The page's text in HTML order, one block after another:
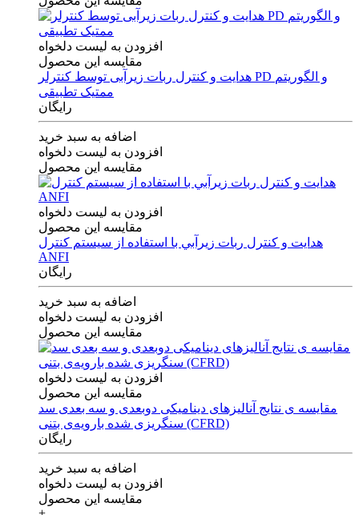
افزودن به لیست دلخواه
مقایسه این محصول
هدایت و کنترل ربات زیرآبی توسط کنترلر PD و الگوریتم
ممتیک تطبیقی
رایگان
اضافه به سبد خرید
افزودن به لیست دلخواه
مقایسه این محصول
افزودن به لیست دلخواه
مقایسه این محصول
هدايت و كنترل ربات زيرآبي با استفاده از سيستم كنترل
ANFI
رایگان
اضافه به سبد خرید
افزودن به لیست دلخواه
مقایسه این محصول
افزودن به لیست دلخواه
مقایسه این محصول
مقایسه ی‌ نتایج آنالیزهای‌ دینامیکی‌ دوبعدی‌ و‌ سه بعدی‌ سد
سنگریزی‌ شده با‌رویه‌ی‌ بتنی‌ (CFRD)
رایگان
اضافه به سبد خرید
افزودن به لیست دلخواه
مقایسه این محصول